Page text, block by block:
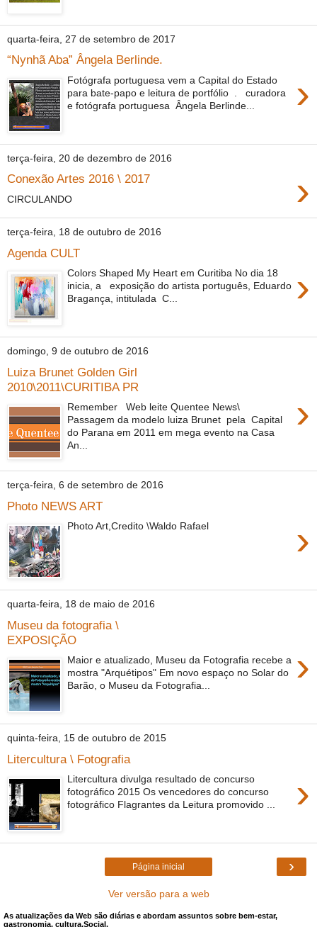
quarta-feira, 27 de setembro de 2017
“Nynhã Aba” Ângela Berlinde.
›
Fotógrafa portuguesa vem a Capital do Estado
para bate-papo e leitura de portfólio . curadora
e fotógrafa portuguesa Ângela Berlinde...
terça-feira, 20 de dezembro de 2016
Conexão Artes 2016 \ 2017 ›
CIRCULANDO
terça-feira, 18 de outubro de 2016
Agenda CULT
›
Colors Shaped My Heart em Curitiba No dia 18
inicia, a exposição do artista português, Eduardo
Bragança, intitulada C...
domingo, 9 de outubro de 2016
Luiza Brunet Golden Girl
2010\2011\CURITIBA PR
›
Remember Web leite Quentee News\
Passagem da modelo luiza Brunet pela Capital
do Parana em 2011 em mega evento na Casa
An...
terça-feira, 6 de setembro de 2016
Photo NEWS ART
›
Photo Art,Credito \Waldo Rafael
quarta-feira, 18 de maio de 2016
Museu da fotografia \
EXPOSIÇÃO
›
Maior e atualizado, Museu da Fotografia recebe a
mostra "Arquétipos" Em novo espaço no Solar do
Barão, o Museu da Fotografia...
quinta-feira, 15 de outubro de 2015
Litercultura \ Fotografia
›
Litercultura divulga resultado de concurso
fotográfico 2015 Os vencedores do concurso
fotográfico Flagrantes da Leitura promovido ...
›
Página inicial
Ver versão para a web
As atualizações da Web são diárias e abordam assuntos sobre bem-estar,
gastronomia, cultura,Social.